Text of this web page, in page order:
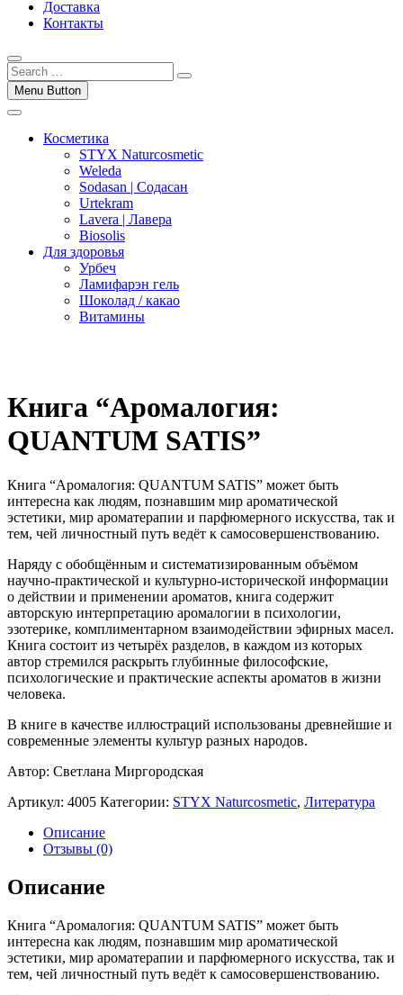
Доставка
Контакты
Menu Button
Косметика
STYX Naturcosmetic
Weleda
Sodasan | Содасан
Urtekram
Lavera | Лавера
Biosolis
Для здоровья
Урбеч
Ламифарэн гель
Шоколад / какао
Витамины
Книга “Аромалогия:
QUANTUM SATIS”
Книга “Аромалогия: QUANTUM SATIS” может быть
интересна как людям, познавшим мир ароматической
эстетики, мир ароматерапии и парфюмерного искусства, так и
тем, чей личностный путь ведёт к самосовершенствованию.
Наряду с обобщённым и систематизированным объёмом
научно-практической и культурно-исторической информации
о действии и применении ароматов, книга содержит
авторскую интерпретацию аромалогии в психологии,
эзотерике, комплиментарном взаимодействии эфирных масел.
Книга состоит из четырёх разделов, в каждом из которых
автор стремился раскрыть глубинные философские,
психологические и практические аспекты ароматов в жизни
человека.
В книге в качестве иллюстраций использованы древнейшие и
современные элементы культур разных народов.
Автор: Светлана Миргородская
Артикул: 4005 Категории: STYX Naturcosmetic, Литература
Описание
Отзывы (0)
Описание
Книга “Аромалогия: QUANTUM SATIS” может быть
интересна как людям, познавшим мир ароматической
эстетики, мир ароматерапии и парфюмерного искусства, так и
тем, чей личностный путь ведёт к самосовершенствованию.